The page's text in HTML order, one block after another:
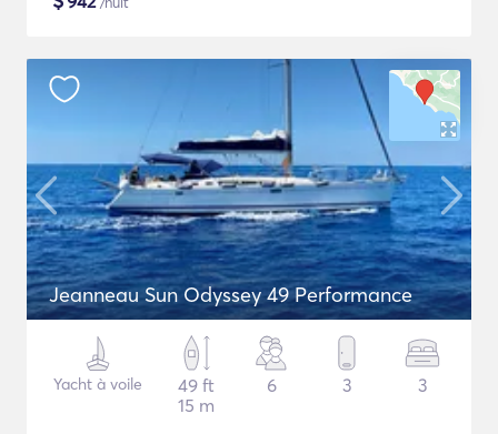
Jeanneau Sun Odyssey 49 Performance
Yacht à voile
49 ft
15 m
6 3 3